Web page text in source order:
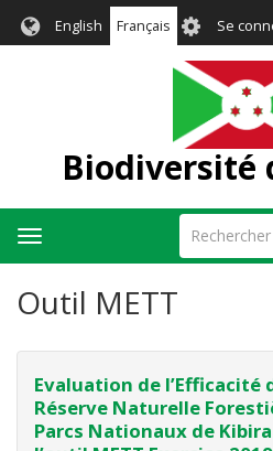
English Français User
menu
Se
Biodiversité
Rechercher
Toggle
navigation
Outil METT
Evaluation de l’Efficacité
Réserve Naturelle
Parcs Nationaux de